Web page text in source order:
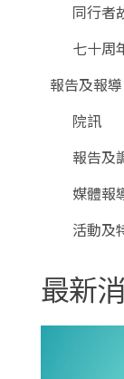
同行者
七十周
報告及報導
院訊
報告及
媒體報
活動及
最新